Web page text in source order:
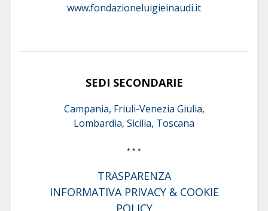
www.fondazioneluigieinaudi.it
SEDI SECONDARIE
Campania, Friuli-Venezia Giulia,
Lombardia, Sicilia, Toscana
* * *
TRASPARENZA
INFORMATIVA PRIVACY & COOKIE
POLICY